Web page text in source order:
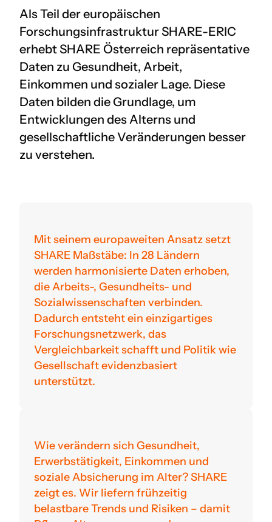
Als Teil der europäischen
Forschungsinfrastruktur SHARE-ERIC
erhebt SHARE Österreich repräsentative
Daten zu Gesundheit, Arbeit,
Einkommen und sozialer Lage. Diese
Daten bilden die Grundlage, um
Entwicklungen des Alterns und
gesellschaftliche Veränderungen besser
zu verstehen.
Mit seinem europaweiten Ansatz setzt
SHARE Maßstäbe: In 28 Ländern
werden harmonisierte Daten erhoben,
die Arbeits-, Gesundheits- und
Sozialwissenschaften verbinden.
Dadurch entsteht ein einzigartiges
Forschungsnetzwerk, das
Vergleichbarkeit schafft und Politik wie
Gesellschaft evidenzbasiert
unterstützt.
Wie verändern sich Gesundheit,
Erwerbstätigkeit, Einkommen und
soziale Absicherung im Alter? SHARE
zeigt es. Wir liefern frühzeitig
belastbare Trends und Risiken – damit